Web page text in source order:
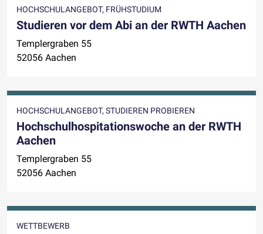
HOCHSCHULANGEBOT, FRÜHSTUDIUM
Studieren vor dem Abi an der RWTH Aachen
Templergraben 55
52056 Aachen
HOCHSCHULANGEBOT, STUDIEREN PROBIEREN
Hochschulhospitations­woche an der RWTH
Aachen
Templergraben 55
52056 Aachen
WETTBEWERB